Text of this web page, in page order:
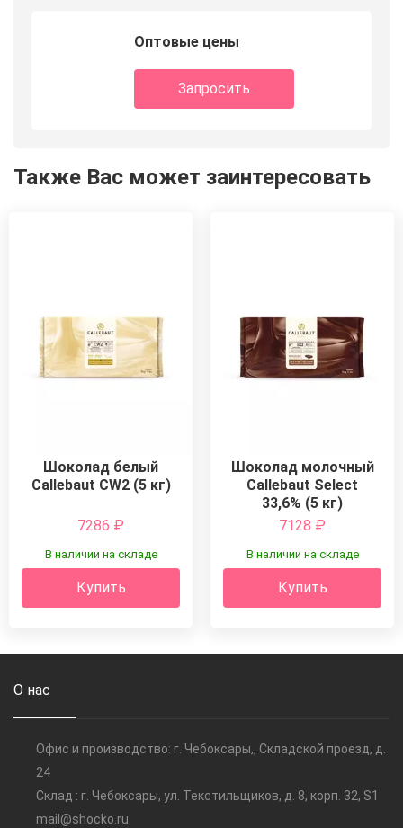
Оптовые цены
Запросить
Также Вас может заинтересовать
Шоколад белый
Callebaut CW2 (5 кг)
7286 ₽
В наличии на складе
Купить
Шоколад молочный
Callebaut Select
33,6% (5 кг)
7128 ₽
В наличии на складе
Купить
О нас
Офис и производство: г. Чебоксары,, Складской проезд, д.
24
Склад : г. Чебоксары, ул. Текстильщиков, д. 8, корп. 32, S1
mail@shocko.ru